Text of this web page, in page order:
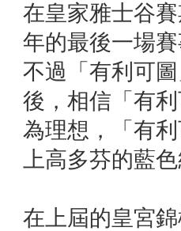
在皇家雅士谷
年的最後一場
不過「有利可
後，相信「有
為理想，「有
上高多芬的藍
在上屆的皇宮